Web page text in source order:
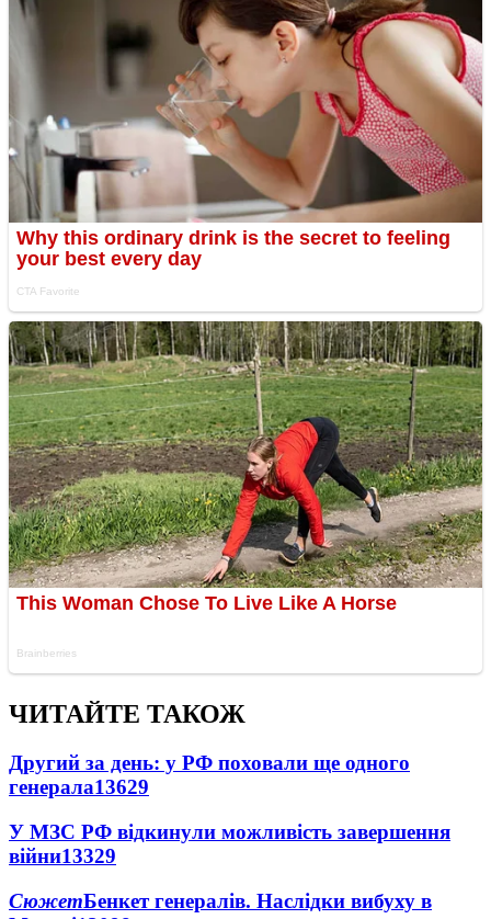
ЧИТАЙТЕ ТАКОЖ
Другий за день: у РФ поховали ще одного
генерала13629
У МЗС РФ відкинули можливість завершення
війни13329
СюжетБенкет генералів. Наслідки вибуху в